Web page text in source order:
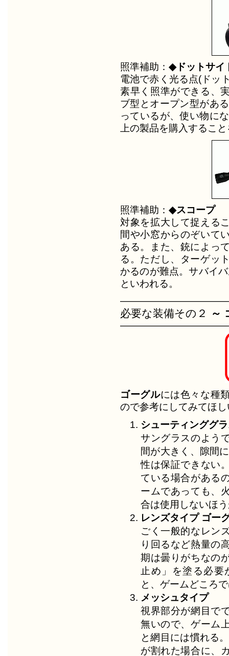
照準補助： ◆ドットサイ
電池で赤く光る点(ドッ
素早く照準ができる、
ブ型とオープン型があ
っているが、使い物に
上の製品を購入するこ
照準補助： ◆スコープ
対象を拡大して捉える
間や小窓からのぞいて
ある。また、銃によっ
る。ただし、ターゲッ
かるのが難点。サバイ
といわれる。
必要な装備その２ ～
ゴーグルには色々な種
ので参考にしてみてほ
シューティンググ
サングラスのよう
間が大きく、隙間
性は保証できない
ている場合がある
ームであっても、
合は使用しないほ
レンズタイプ ゴー
ごく一般的なレン
り回るなど熱量の
期は曇りがちなの
止め」を塗る必
と、ゲームどころ
メッシュタイプ
視界部分が網目で
無いので、ゲーム
と網目には慣れる
が割れた場合に、